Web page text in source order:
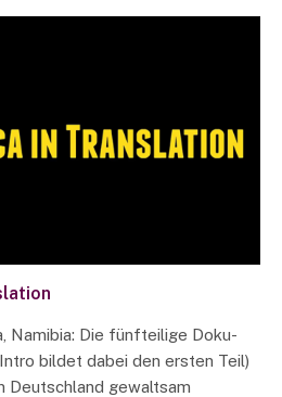
Namibia: Die fünfteilige Doku-
bildet dabei den ersten Teil)
Deutschland gewaltsam